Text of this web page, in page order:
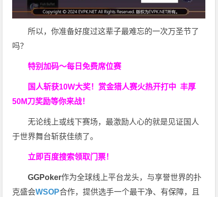
所以，你准备好度过这辈子最难忘的一次万圣节了
吗？
特别加码～每日免费席位赛
国人斩获10W大奖！ 赏金猎人赛火热开打中 丰厚
50M刀奖励等你来战！
无论线上或线下赛场，最激励人心的就是见证国人
于世界舞台斩获佳绩了。
立即百度搜索领取门票！
GGPoker作为全球线上平台龙头，与享誉世界的扑
克盛会WSOP合作，提供选手一个最干净、有保障，且